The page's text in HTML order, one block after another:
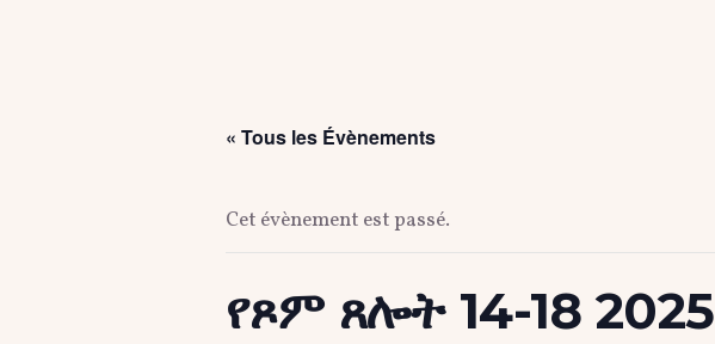
« Tous les Évènements
Cet évènement est passé.
የጾም ጸሎት 14-18 2025